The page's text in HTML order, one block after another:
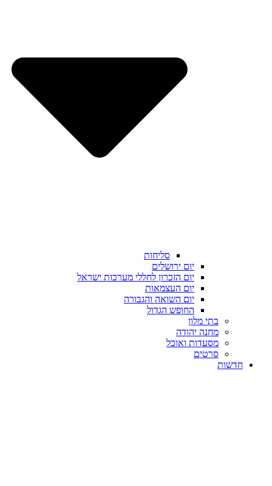
סליחות
יום ירושלים
יום הזכרון לחללי מערכות ישראל
יום העצמאות
יום השואה והגבורה
החופש הגדול
בתי מלון
מחנה יהודה
מסעדות ואוכל
סרטים
חדשות